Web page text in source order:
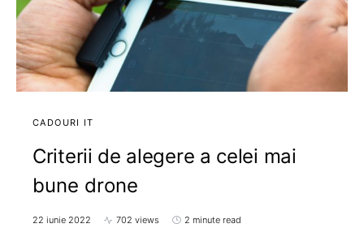
CADOURI IT
Criterii de alegere a celei mai
bune drone
22 iunie 2022 702 views 2 minute read